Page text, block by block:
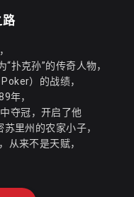
路
扑克孙”的传奇人物，
）的战绩，
年，
夺冠，开启了他
里州的农家小子，
从来不是天赋，